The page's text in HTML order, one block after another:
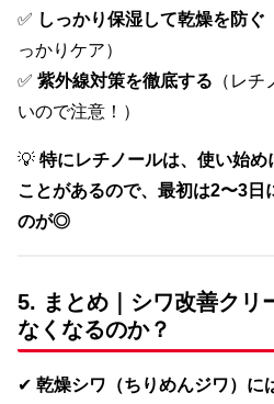
✅ しっかり保湿して乾燥を防ぐ
っかりケア）
✅ 紫外線対策を徹底する （レ
いので注意！）
💡 特にレチノールは、使い始
ことがあるので、最初は2〜3日
のが◎
5. まとめ｜シワ改善クリ
なくなるのか？
✔ 乾燥シワ（ちりめんジワ）に